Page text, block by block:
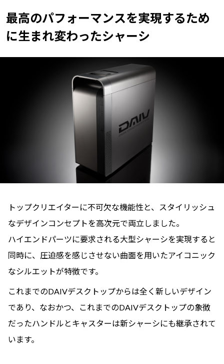
最高のパフォーマンスを実現するため
に生まれ変わったシャーシ
トップクリエイターに不可欠な機能性と、スタイリッシュ
なデザインコンセプトを高次元で両立しました。
ハイエンドパーツに要求される大型シャーシを実現すると
同時に、圧迫感を感じさせない曲面を用いたアイコニック
なシルエットが特徴です。
これまでのDAIVデスクトップからは全く新しいデザイン
であり、なおかつ、これまでのDAIVデスクトップの象徴
だったハンドルとキャスターは新シャーシにも継承されて
います。